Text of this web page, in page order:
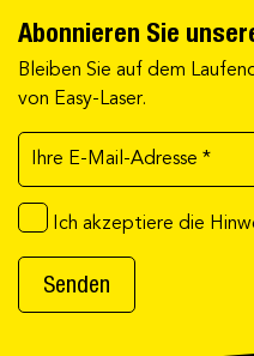
Abonnieren Sie
Bleiben Sie auf dem
von Easy-Laser.
Ich akzeptiere die